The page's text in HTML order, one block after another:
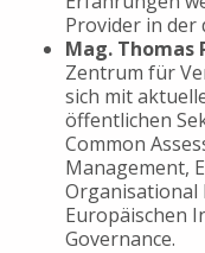
Provider in der
Mag. Thomas
Zentrum für
sich mit
öffentlichen
Common
Management,
Organisational
Europäischen
Governance.